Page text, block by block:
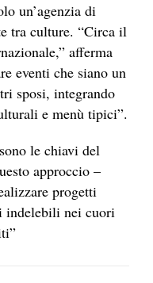
un’agenzia di
tra culture. “Circa il
afferma
eventi che siano un
sposi, integrando
e menù tipici”.
sono le chiavi del
approccio –
progetti
indelebili nei cuori